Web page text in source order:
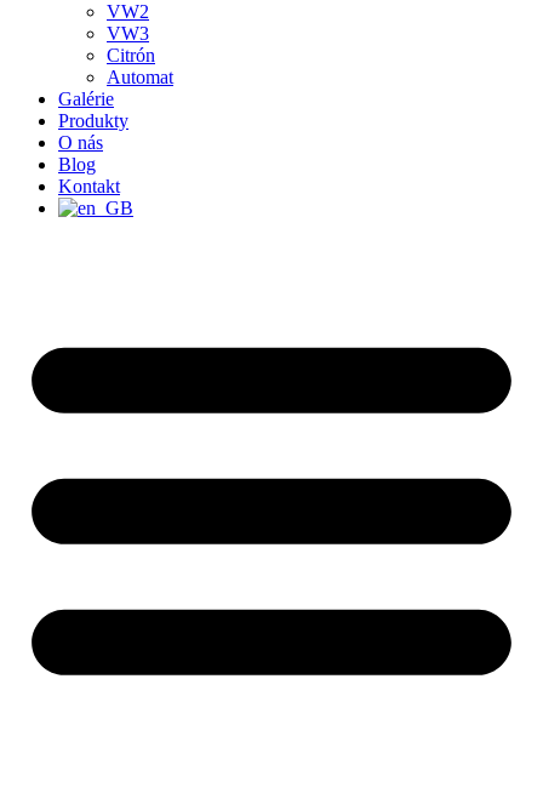
VW2
VW3
Citrón
Automat
Galérie
Produkty
O nás
Blog
Kontakt